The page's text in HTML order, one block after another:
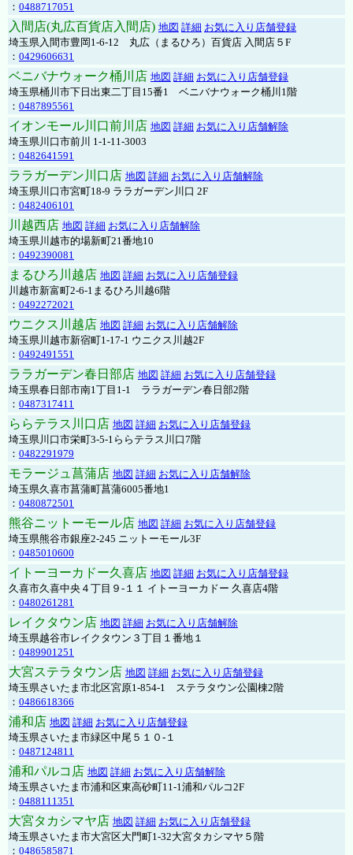
： 0488717051
入間店(丸広百貨店入間店) 地図 詳細 お気に入り店舗登録
埼玉県入間市豊岡1-6-12 丸広（まるひろ）百貨店 入間店５F
： 0429606631
ベニバナウォーク桶川店 地図 詳細 お気に入り店舗登録
埼玉県桶川市下日出東二丁目15番1 ベニバナウォーク桶川1階
： 0487895561
イオンモール川口前川店 地図 詳細 お気に入り店舗解除
埼玉県川口市前川 1-1-11-3003
： 0482641591
ララガーデン川口店 地図 詳細 お気に入り店舗解除
埼玉県川口市宮町18-9 ララガーデン川口 2F
： 0482406101
川越西店 地図 詳細 お気に入り店舗解除
埼玉県川越市的場新町21番地10
： 0492390081
まるひろ川越店 地図 詳細 お気に入り店舗登録
川越市新富町2-6-1まるひろ川越6階
： 0492272021
ウニクス川越店 地図 詳細 お気に入り店舗解除
埼玉県川越市新宿町1-17-1 ウニクス川越2F
： 0492491551
ララガーデン春日部店 地図 詳細 お気に入り店舗登録
埼玉県春日部市南1丁目1-1 ララガーデン春日部2階
： 0487317411
ららテラス川口店 地図 詳細 お気に入り店舗登録
埼玉県川口市栄町3-5-1ららテラス川口7階
： 0482291979
モラージュ菖蒲店 地図 詳細 お気に入り店舗解除
埼玉県久喜市菖蒲町菖蒲6005番地1
： 0480872501
熊谷ニットーモール店 地図 詳細 お気に入り店舗登録
埼玉県熊谷市銀座2-245 ニットーモール3F
： 0485010600
イトーヨーカドー久喜店 地図 詳細 お気に入り店舗登録
久喜市久喜中央４丁目９-１１ イトーヨーカドー 久喜店4階
： 0480261281
レイクタウン店 地図 詳細 お気に入り店舗解除
埼玉県越谷市レイクタウン３丁目１番地１
： 0489901251
大宮ステラタウン店 地図 詳細 お気に入り店舗登録
埼玉県さいたま市北区宮原1-854-1 ステラタウン公園棟2階
： 0486618366
浦和店 地図 詳細 お気に入り店舗登録
埼玉県さいたま市緑区中尾５１０-１
： 0487124811
浦和パルコ店 地図 詳細 お気に入り店舗解除
埼玉県さいたま市浦和区東高砂町11-1浦和パルコ2F
： 0488111351
大宮タカシマヤ店 地図 詳細 お気に入り店舗登録
埼玉県さいたま市大宮区大門町1-32大宮タカシマヤ５階
： 0486585871